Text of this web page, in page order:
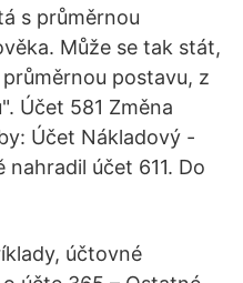
s průměrnou
Může se tak stát,
postavu, z
Účet 581 Změna
Účet Nákladový -
nahradil účet 611. Do
účtovné